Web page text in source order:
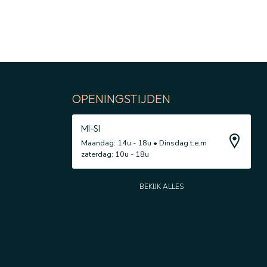
OPENINGSTIJDEN
MI-SI
Maandag: 14u - 18u • Dinsdag t.e.m
zaterdag: 10u - 18u
BEKIJK ALLES